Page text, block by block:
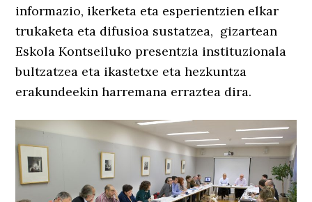
informazio, ikerketa eta esperientzien elkar
trukaketa eta difusioa sustatzea, gizartean
Eskola Kontseiluko presentzia instituzionala
bultzatzea eta ikastetxe eta hezkuntza
erakundeekin harremana erraztea dira.